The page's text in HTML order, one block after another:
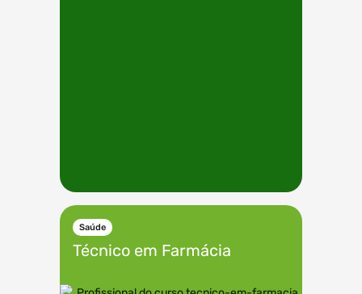
Saúde
Técnico em Farmácia